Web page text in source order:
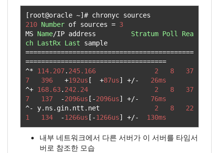
[ root@oracle ~]#
210 Number of sources = 3
MS Name/IP address Stratum Poll
Rea
ch LastRx Last
===========================================
====================================
^*
114.207. 245.166 2 8
37
7
396 +192us [ +87us] +/-
26ms
^+ 168.63. 242.24 2 8
37
7
137 -2096us [-2096us] +/-
76ms
^-
y. ns . gin. ntt . net 2 8
22
1
134 -1266us [-1266us] +/- 130ms
내부 네트워크에서 다른 서버가 이 서버를 타임서
버로 참조한 모습